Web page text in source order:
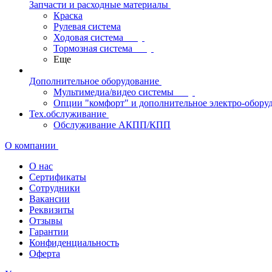
Запчасти и расходные материалы
Краска
Рулевая система
Ходовая система
Тормозная система
Еще
Дополнительное оборудование
Мультимедиа/видео системы
Опции "комфорт" и дополнительное электро-
Тех.обслуживание
Обслуживание АКПП/КПП
О компании
О нас
Сертификаты
Сотрудники
Вакансии
Реквизиты
Отзывы
Гарантии
Конфиденциальность
Оферта